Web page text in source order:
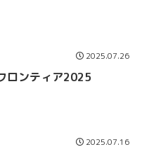
2025.07.26
ロンティア2025
2025.07.16